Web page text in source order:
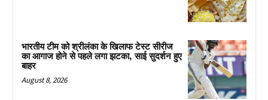
भारतीय टीम को श्रीलंका के खिलाफ टेस्ट सीरीज
का आगाज होने से पहले लगा झटका, साई सुदर्शन हुए
बाहर
August 8, 2026